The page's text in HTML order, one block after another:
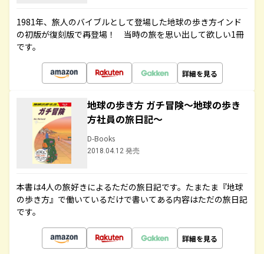
1981年、旅人のバイブルとして登場した地球の歩き方インド
の初版が復刻版で再登場！ 当時の旅を思い出して欲しい1冊
です。
詳細を見る
地球の歩き方 ガチ冒険～地球の歩き
方社員の旅日記～
D-Books
2018.04.12 発売
本書は4人の旅好きによるただの旅日記です。たまたま『地球
の歩き方』で働いているだけで書いてある内容はただの旅日記
です。
詳細を見る